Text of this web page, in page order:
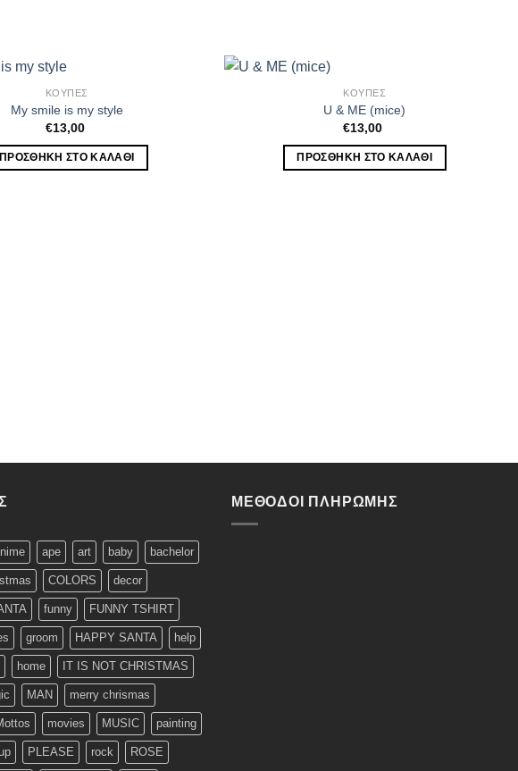
ΚΟΥΠΕΣ
My smile is my style
€13,00
ΠΡΟΣΘΉΚΗ ΣΤΟ ΚΑΛΆΘΙ
ΚΟΥΠΕΣ
U & ME (mice)
€13,00
ΠΡΟΣΘΉΚΗ ΣΤΟ ΚΑΛΆΘΙ
ape art baby bachelor
COLORS decor
funny FUNNY TSHIRT
groom HAPPY SANTA help
home IT IS NOT CHRISTMAS
MAN merry chrismas
movies MUSIC painting
PLEASE rock ROSE
ΜΈΘΟΔΟΙ ΠΛΗΡΩΜΉΣ